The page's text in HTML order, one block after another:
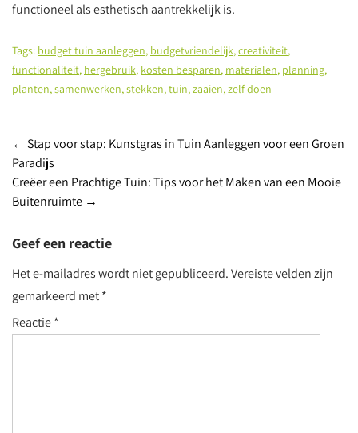
functioneel als esthetisch aantrekkelijk is.
Tags: budget tuin aanleggen, budgetvriendelijk,creativiteit,
functionaliteit, hergebruik, kosten besparen, materialen, planning,
planten,samenwerken,stekken,tuin,zaaien,zelf doen
Berichtnavigatie
← Stap voor stap: Kunstgras in Tuin Aanleggen voor een Groen
Paradijs
Creëer een Prachtige Tuin: Tips voor het Maken van een Mooie
Buitenruimte →
Geef een reactie
Het e-mailadres wordt niet gepubliceerd.Vereiste velden zijn
gemarkeerd met*
Reactie*